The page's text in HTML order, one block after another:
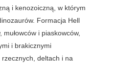
i kenozoiczną, w którym
Formacja Hell
mułowców i piaskowców,
i brakicznymi
deltach i na